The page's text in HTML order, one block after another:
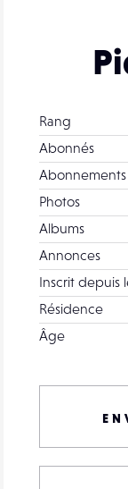
Rang
Abonnés
Abonnements
Photos
Albums
Annonces
Inscrit depuis
Résidence
Âge